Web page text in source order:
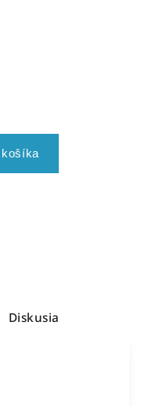
Diskusia